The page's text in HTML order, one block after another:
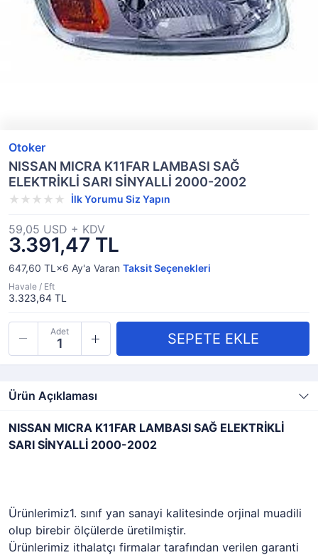
Otoker
NISSAN MICRA K11FAR LAMBASI SAĞ
ELEKTRİKLİ SARI SİNYALLİ 2000-2002
İlk Yorumu Siz Yapın
3.391,47 TL
59,05 USD + KDV
647,60 TL×6 Ay'a Varan Taksit Seçenekleri
Havale / Eft
3.323,64 TL
Adet
Ürün Açıklaması
NISSAN MICRA K11FAR LAMBASI SAĞ ELEKTRİKLİ
SARI SİNYALLİ 2000-2002
Ürünlerimiz1. sınıf yan sanayi kalitesinde orjinal muadili
olup birebir ölçülerde üretilmiştir.
Ürünlerimiz ithalatçı firmalar tarafından verilen garanti